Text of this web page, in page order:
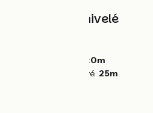
Pentes et dénivelé
Point le plus bas :0m
Point le plus élevé :25m